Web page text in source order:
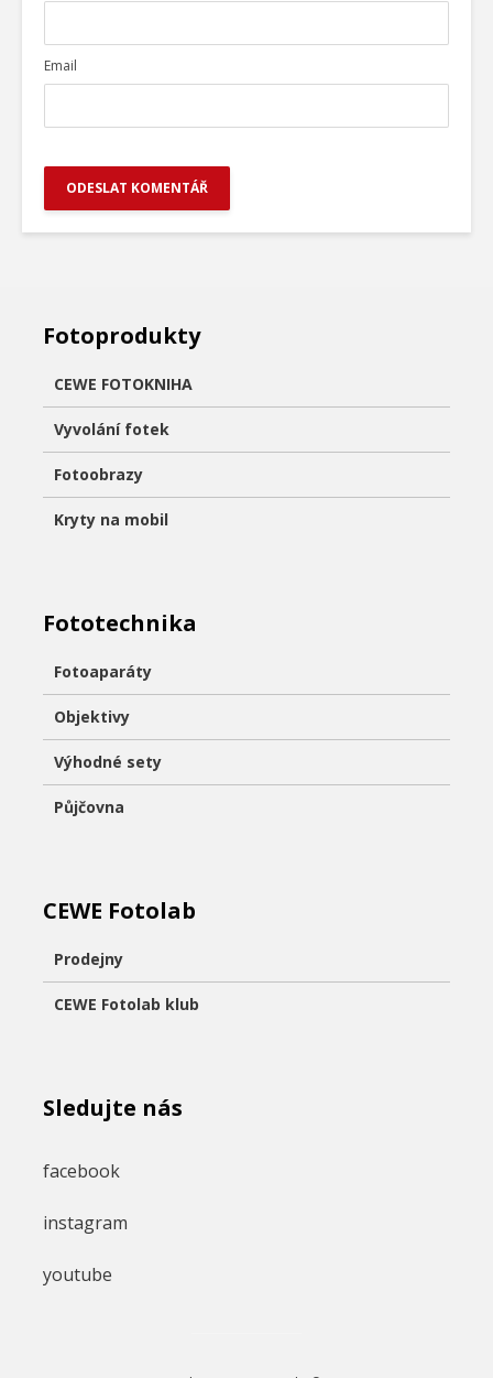
Email
Fotoprodukty
CEWE FOTOKNIHA
Vyvolání fotek
Fotoobrazy
Kryty na mobil
Fototechnika
Fotoaparáty
Objektivy
Výhodné sety
Půjčovna
CEWE Fotolab
Prodejny
CEWE Fotolab klub
Sledujte nás
facebook
instagram
youtube